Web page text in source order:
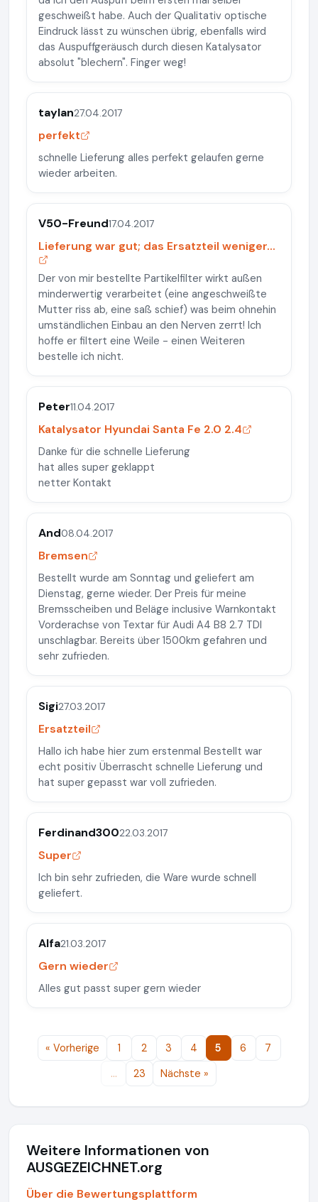
geschweißt habe. Auch der Qualitativ optische
Eindruck lässt zu wünschen übrig, ebenfalls wird
das Auspuffgeräusch durch diesen Katalysator
absolut "blechern". Finger weg!
taylan27.04.2017
perfekt
schnelle Lieferung alles perfekt gelaufen gerne
wieder arbeiten.
V50-Freund17.04.2017
Lieferung war gut; das Ersatzteil weniger...
Der von mir bestellte Partikelfilter wirkt außen
minderwertig verarbeitet (eine angeschweißte
Mutter riss ab, eine saß schief) was beim ohnehin
umständlichen Einbau an den Nerven zerrt! Ich
hoffe er filtert eine Weile - einen Weiteren
bestelle ich nicht.
Peter11.04.2017
Katalysator Hyundai Santa Fe 2.0 2.4
Danke für die schnelle Lieferung
hat alles super geklappt
netter Kontakt
And08.04.2017
Bremsen
Bestellt wurde am Sonntag und geliefert am
Dienstag, gerne wieder. Der Preis für meine
Bremsscheiben und Beläge inclusive Warnkontakt
Vorderachse von Textar für Audi A4 B8 2.7 TDI
unschlagbar. Bereits über 1500km gefahren und
sehr zufrieden.
Sigi27.03.2017
Ersatzteil
Hallo ich habe hier zum erstenmal Bestellt war
echt positiv Überrascht schnelle Lieferung und
hat super gepasst war voll zufrieden.
Ferdinand30022.03.2017
Super
Ich bin sehr zufrieden, die Ware wurde schnell
geliefert.
Alfa21.03.2017
Gern wieder
Alles gut passt super gern wieder
« Vorherige 1 2 3 4 5 6
7
…
23 Nächste »
Weitere Informationen von
AUSGEZEICHNET.org
Über die Bewertungsplattform